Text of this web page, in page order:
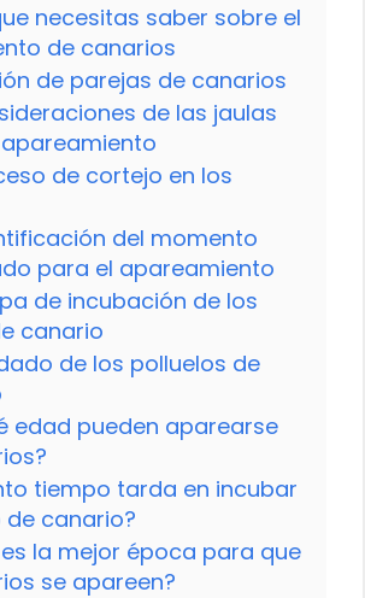
necesitas saber sobre el
de canarios
de parejas de canarios
de las jaulas
de cortejo en los
del momento
para el apareamiento
de incubación de los
canario
de los polluelos de
edad pueden aparearse
tiempo tarda en incubar
de canario?
la mejor época para que
se apareen?